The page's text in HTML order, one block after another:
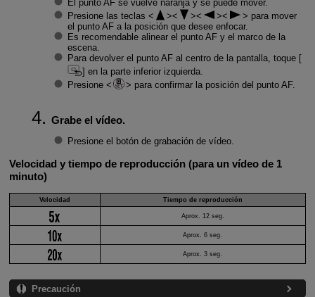
El punto AF se vuelve naranja y se puede mover.
Presione las teclas
para mover
el punto AF a la posición que desee enfocar.
Es recomendable alinear el punto AF y el marco de la
escena.
Para devolver el punto AF al centro de la pantalla, toque [
] en la parte inferior izquierda.
Presione
para confirmar la posición del punto AF.
Grabe el vídeo.
Presione el botón de grabación de vídeo.
Velocidad y tiempo de reproducción (para un vídeo de 1
minuto)
Velocidad Tiempo de reproducción
Aprox. 12 seg.
Aprox. 6 seg.
Aprox. 3 seg.
Precaución